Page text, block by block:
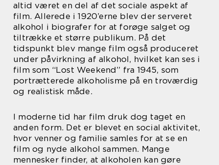
altid været en del af det sociale aspekt af
film. Allerede i 1920’erne blev der serveret
alkohol i biografer for at forøge salget og
tiltrække et større publikum. På det
tidspunkt blev mange film også produceret
under påvirkning af alkohol, hvilket kan ses i
film som “Lost Weekend” fra 1945, som
portrætterede alkoholisme på en troværdig
og realistisk måde.
I moderne tid har film druk dog taget en
anden form. Det er blevet en social aktivitet,
hvor venner og familie samles for at se en
film og nyde alkohol sammen. Mange
mennesker finder, at alkoholen kan gøre